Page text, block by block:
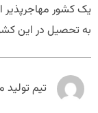
یک کشور مهاجرپذیر
به تحصیل در این
تیم تولید